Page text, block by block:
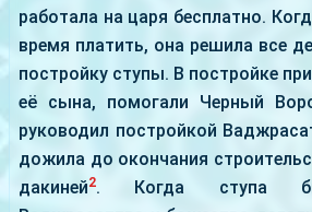
работала на царя бесплатно.
время платить, она решила все
постройку ступы. В постройке
её сына, помогали Черный
руководил постройкой
дожила до окончания
дакиней2. Когда ступа